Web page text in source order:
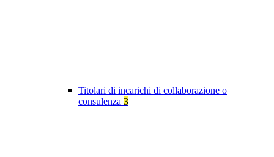
Titolari di incarichi di collaborazione o
consulenza 3